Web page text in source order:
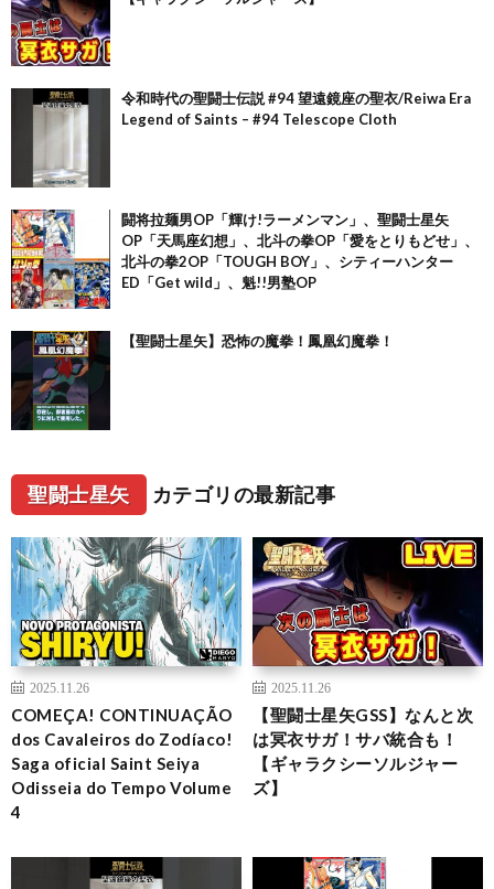
令和時代の聖闘士伝説 #94 望遠鏡座の聖衣/Reiwa Era
Legend of Saints – #94 Telescope Cloth
闘将拉麺男OP「輝け!ラーメンマン」、聖闘士星矢
OP「天馬座幻想」、北斗の拳OP「愛をとりもどせ」、
北斗の拳2OP「TOUGH BOY」、シティーハンター
ED「Get wild」、魁!!男塾OP
【聖闘士星矢】恐怖の魔拳！鳳凰幻魔拳！
聖闘士星矢 カテゴリの最新記事
2025.11.26
COMEÇA! CONTINUAÇÃO
dos Cavaleiros do Zodíaco!
Saga oficial Saint Seiya
Odisseia do Tempo Volume
4
2025.11.26
【聖闘士星矢GSS】なんと次
は冥衣サガ！サバ統合も！
【ギャラクシーソルジャー
ズ】